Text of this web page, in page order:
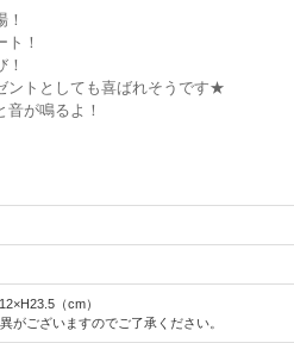
！
ントとしても喜ばれそうです★
が鳴るよ！
（cm）
がございますのでご了承ください。